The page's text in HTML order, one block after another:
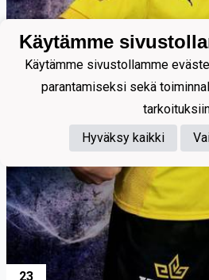
23
Käytämme
Käytämme sivustollamme
parantamiseksi sekä
Hyväksy kaikki